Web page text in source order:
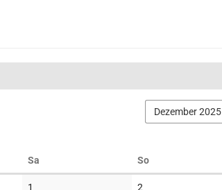
Dezember 2025
Sa SoSonntag
1 2